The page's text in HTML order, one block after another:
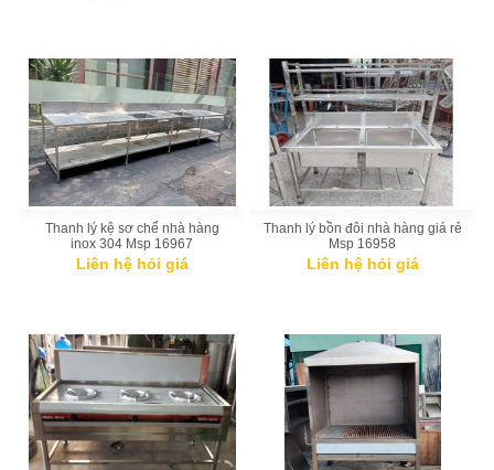
Thanh lý kệ sơ chế nhà hàng
inox 304 Msp 16967
Liên hệ hỏi giá
Thanh lý bồn đôi nhà hàng giá rẻ
Msp 16958
Liên hệ hỏi giá